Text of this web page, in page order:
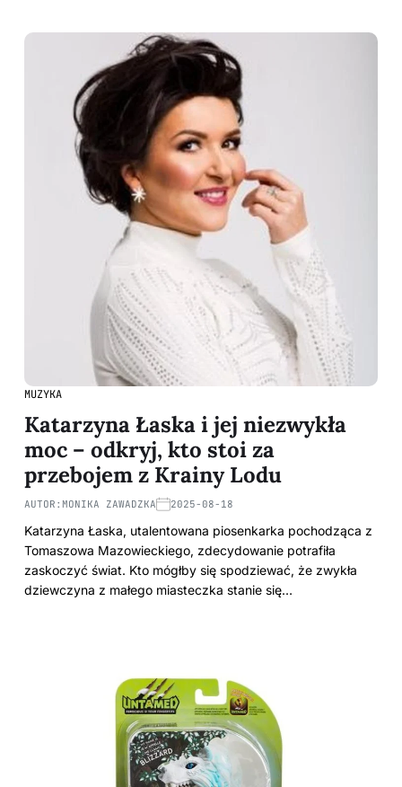
MUZYKA
Katarzyna Łaska i jej niezwykła
moc – odkryj, kto stoi za
przebojem z Krainy Lodu
AUTOR: MONIKA ZAWADZKA 2025-08-18
Katarzyna Łaska, utalentowana piosenkarka pochodząca z
Tomaszowa Mazowieckiego, zdecydowanie potrafiła
zaskoczyć świat. Kto mógłby się spodziewać, że zwykła
dziewczyna z małego miasteczka stanie się…